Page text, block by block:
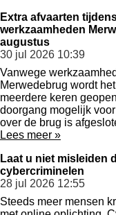
Extra afvaarten
werkzaamheden
augustus
30 jul 2026 10:39
Vanwege
Merwedebrug wordt
meerdere keren
doorgang mogelijk
over de brug is
Lees meer »
Laat u niet misleiden
cybercriminelen
28 jul 2026 12:55
Steeds meer mensen